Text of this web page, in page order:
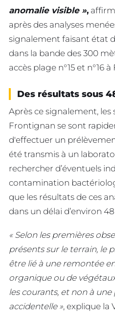
anomalie visible »,
après des analyses
signalement faisant état
dans la bande des 300
accès plage n°15 et n°16
Des résultats sous
Après ce signalement, les
Frontignan se sont
d'effectuer un
été transmis à un
rechercher d’éventuels
contamination
que les résultats de ces
dans un délai d’environ
« Selon les premières
présents sur le terrain, le
être lié à une remontée
organique ou de
les courants, et non à
accidentelle », explique la